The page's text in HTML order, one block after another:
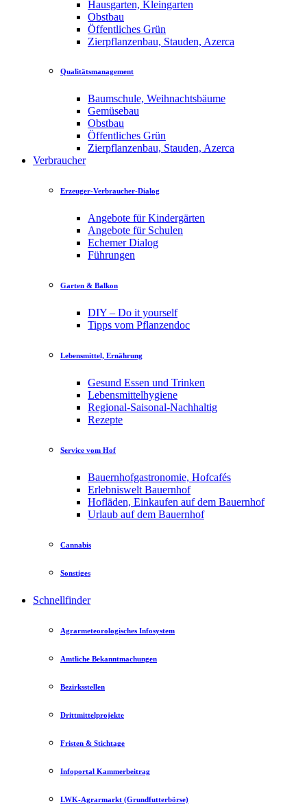
Hausgarten, Kleingarten
Obstbau
Öffentliches Grün
Zierpflanzenbau, Stauden, Azerca
Qualitätsmanagement
Baumschule, Weihnachtsbäume
Gemüsebau
Obstbau
Öffentliches Grün
Zierpflanzenbau, Stauden, Azerca
Verbraucher
Erzeuger-Verbraucher-Dialog
Angebote für Kindergärten
Angebote für Schulen
Echemer Dialog
Führungen
Garten & Balkon
DIY – Do it yourself
Tipps vom Pflanzendoc
Lebensmittel, Ernährung
Gesund Essen und Trinken
Lebensmittelhygiene
Regional-Saisonal-Nachhaltig
Rezepte
Service vom Hof
Bauernhofgastronomie, Hofcafés
Erlebniswelt Bauernhof
Hofläden, Einkaufen auf dem Bauernhof
Urlaub auf dem Bauernhof
Cannabis
Sonstiges
Schnellfinder
Agrarmeteorologisches Infosystem
Amtliche Bekanntmachungen
Bezirksstellen
Drittmittelprojekte
Fristen & Stichtage
Infoportal Kammerbeitrag
LWK-Agrarmarkt (Grundfutterbörse)